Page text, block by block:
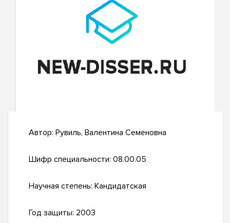
Автор: Рувиль, Валентина Семеновна
Шифр специальности: 08.00.05
Научная степень: Кандидатская
Год защиты: 2003